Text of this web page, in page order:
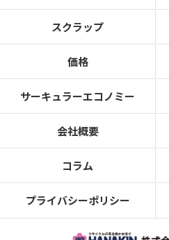
スクラップ
価格
サーキュラーエコノミー
会社概要
コラム
プライバシーポリシー